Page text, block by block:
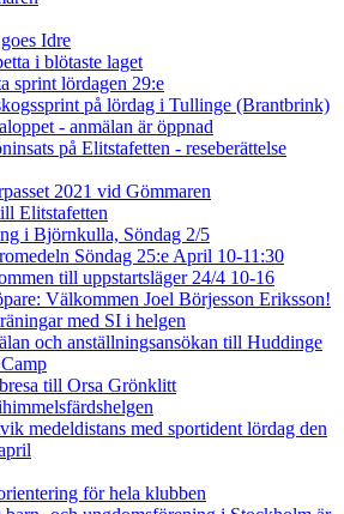
Idre
i blötaste laget
sprint lördagen 29:e
på lördag i Tullinge (Brantbrink)
- anmälan är öppnad
på Elitstafetten - reseberättelse
2021 vid Gömmaren
Elitstafetten
i Björnkulla, Söndag 2/5
Söndag 25:e April 10-11:30
till uppstartsläger 24/4 10-16
Välkommen Joel Börjesson Eriksson!
med SI i helgen
och anställningsansökan till Huddinge
till Orsa Grönklitt
medeldistans med sportident lördag den
för hela klubben